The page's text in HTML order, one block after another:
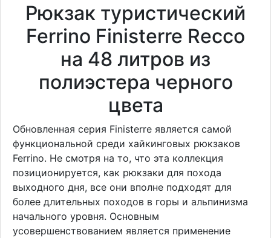
Рюкзак туристический
Ferrino Finisterre Recco
на 48 литров из
полиэстера черного
цвета
Обновленная серия Finisterre является самой
функциональной среди хайкинговых рюкзаков
Ferrino. Не смотря на то, что эта коллекция
позиционируется, как рюкзаки для похода
выходного дня, все они вполне подходят для
более длительных походов в горы и альпинизма
начального уровня. Основным
усовершенствованием является применение